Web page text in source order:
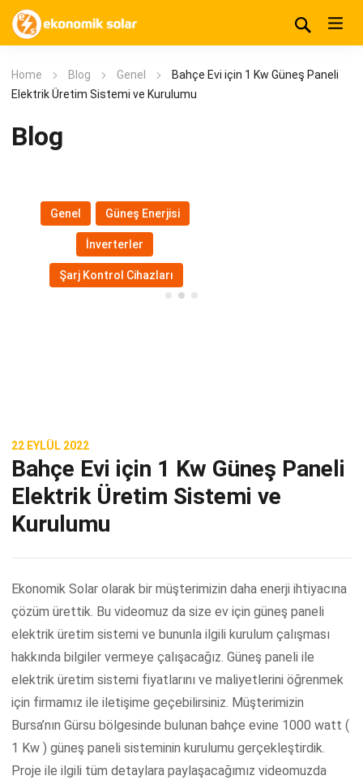
Home Blog Genel
Bahçe Evi için 1 Kw Güneş Paneli
Elektrik Üretim Sistemi ve Kurulumu
Blog
Genel Güneş Enerjisi
İnverterler
Şarj Kontrol Cihazları
22 EYLÜL 2022
Bahçe Evi için 1 Kw Güneş Paneli
Elektrik Üretim Sistemi ve
Kurulumu
Ekonomik Solar olarak bir müşterimizin daha enerji ihtiyacına
çözüm ürettik. Bu videomuz da size ev için güneş paneli
elektrik üretim sistemi ve bununla ilgili kurulum çalışması
hakkında bilgiler vermeye çalışacağız. Güneş paneli ile
elektrik üretim sistemi fiyatlarını ve maliyetlerini öğrenmek
için firmamız ile iletişime geçebilirsiniz. Müşterimizin
Bursa’nın Gürsu bölgesinde bulunan bahçe evine 1000 watt (
1 Kw ) güneş paneli sisteminin kurulumu gerçekleştirdik.
Proje ile ilgili tüm detaylara paylaşacağımız videomuzda